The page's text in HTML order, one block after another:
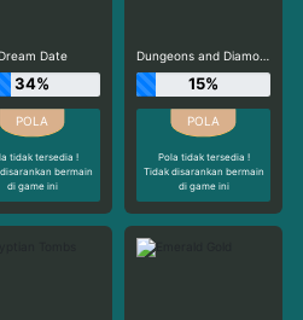
Dream Date
34%
tidak tersedia !
bermain
di game ini
Dungeons and Diamonds
15%
Pola tidak tersedia !
Tidak disarankan bermain
di game ini